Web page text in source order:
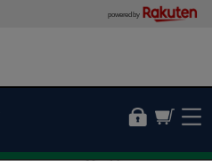
powered by